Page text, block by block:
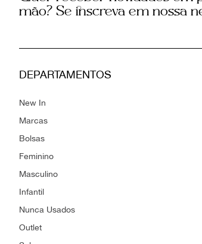
mão? Se inscreva em nossa
DEPARTAMENTOS
New In
Marcas
Bolsas
Feminino
Masculino
Infantil
Nunca Usados
Outlet